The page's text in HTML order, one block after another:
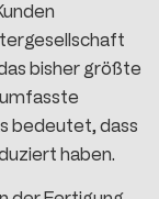
bisher größte
bedeutet, dass
haben.